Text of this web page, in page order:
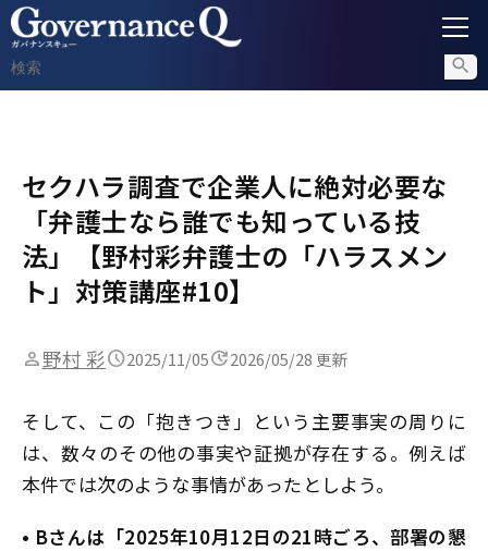
内部通報
コンプライアンス調査
不正対策
セクハラ調査で企業人に絶対必要な
「弁護士なら誰でも知っている技
法」【野村彩弁護士の「ハラスメン
ト」対策講座#10】
野村 彩 2025/11/05 2026/05/28 更新
そして、この「抱きつき」という主要事実の周りに
は、数々のその他の事実や証拠が存在する。例えば
本件では次のような事情があったとしよう。
• Bさんは「2025年10月12日の21時ごろ、部署の懇